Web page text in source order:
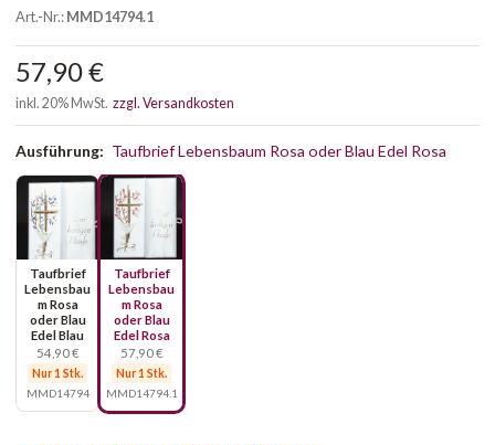
Art.-Nr.:MMD14794.1
57,90 €
inkl. 20% MwSt. zzgl. Versandkosten
Ausführung: Taufbrief Lebensbaum Rosa oder Blau Edel Rosa
Taufbrief
Lebensbau
m Rosa
oder Blau
Edel Blau
54,90 €
Nur 1 Stk.
MMD14794
Taufbrief
Lebensbau
m Rosa
oder Blau
Edel Rosa
57,90 €
Nur 1 Stk.
MMD14794.1